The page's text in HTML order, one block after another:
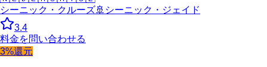
シーニック・クルーズ🚢 シーニック・ジェイド
3.4
料金を問い合わせる
3%還元